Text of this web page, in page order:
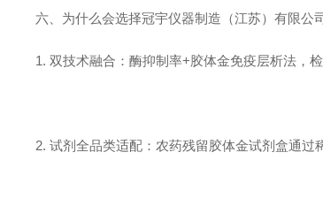
六、为什么会选择冠宇仪器制造（江苏）有限公
1. 双技术融合：酶抑制率+胶体金免疫层析法，
2. 试剂全品类适配：农药残留胶体金试剂盒通